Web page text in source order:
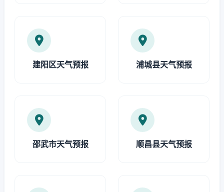
建阳区天气预报 浦城县天气预报
邵武市天气预报 顺昌县天气预报